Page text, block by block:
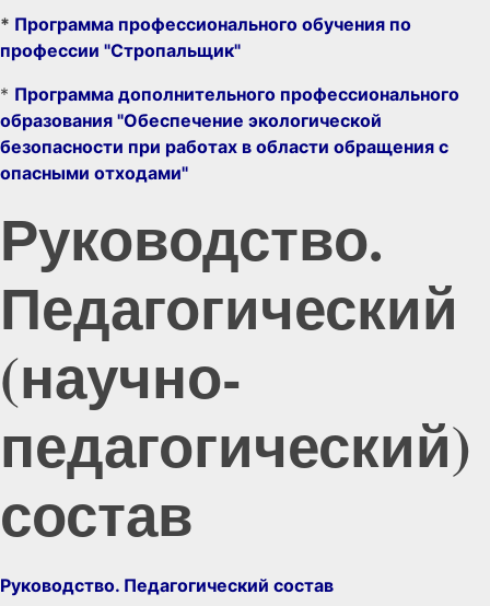
* Программа профессионального обучения по
профессии "Стропальщик"
* Программа дополнительного профессионального
образования "Обеспечение экологической
безопасности при работах в области обращения с
опасными отходами"
Руководство.
Педагогический
(научно-
педагогический)
состав
Руководство. Педагогический состав